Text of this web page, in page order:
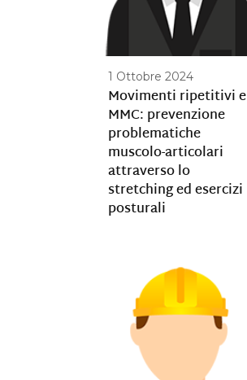
1 Ottobre 2024
Movimenti ripetitivi e
MMC: prevenzione
problematiche
muscolo-articolari
attraverso lo
stretching ed esercizi
posturali